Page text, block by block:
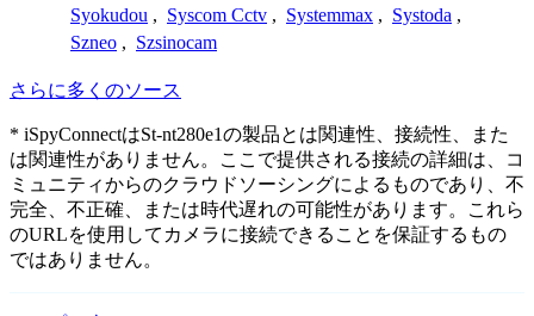
Syokudou , Syscom Cctv , Systemmax , Systoda ,
Szneo , Szsinocam
さらに多くのソース
* iSpyConnectはSt-nt280e1の製品とは関連性、接続性、また
は関連性がありません。ここで提供される接続の詳細は、コ
ミュニティからのクラウドソーシングによるものであり、不
完全、不正確、または時代遅れの可能性があります。これら
のURLを使用してカメラに接続できることを保証するもの
ではありません。